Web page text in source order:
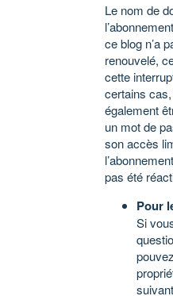
Le nom de
ce blog n’a
renouvelé,
cette
certains
également
un mot de
son accès
pas été
Pour
Si
suivant